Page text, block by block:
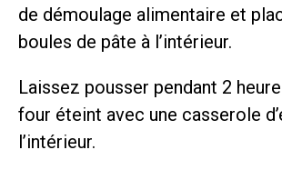
de démoulage alimentaire et
boules de pâte à l’intérieur.
Laissez pousser pendant 2
four éteint avec une casserole
l’intérieur.